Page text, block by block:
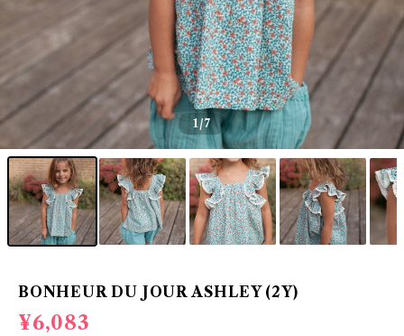
1/7
BONHEUR DU JOUR ASHLEY (2Y)
¥6,083